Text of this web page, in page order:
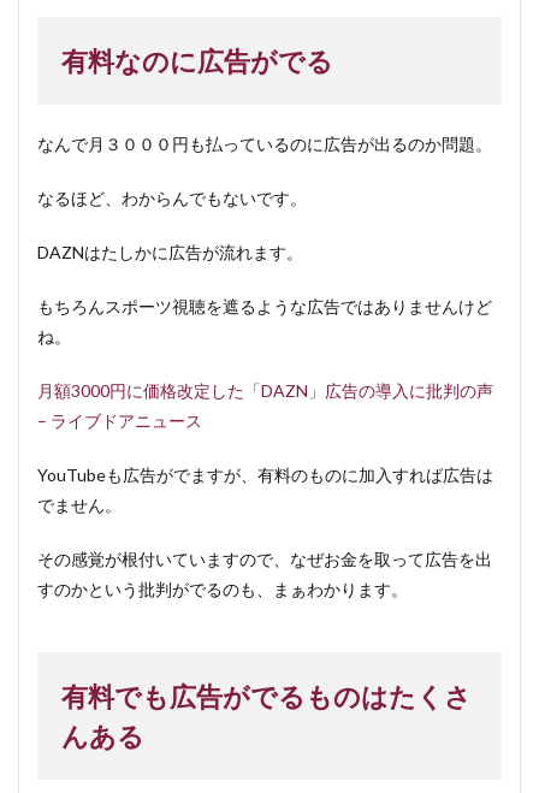
有料なのに広告がでる
なんで月３０００円も払っているのに広告が出るのか問題。
なるほど、わからんでもないです。
DAZNはたしかに広告が流れます。
もちろんスポーツ視聴を遮るような広告ではありませんけど
ね。
月額3000円に価格改定した「DAZN」広告の導入に批判の声
– ライブドアニュース
YouTubeも広告がでますが、有料のものに加入すれば広告は
でません。
その感覚が根付いていますので、なぜお金を取って広告を出
すのかという批判がでるのも、まぁわかります。
有料でも広告がでるものはたくさ
んある